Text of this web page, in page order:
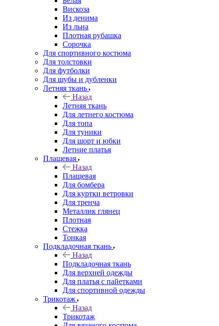
Вискоза
Из денима
Из льна
Плотная рубашка
Сорочка
Для спортивного костюма
Для толстовки
Для футболки
Для шубы и дубленки
Летняя ткань
Назад
Летняя ткань
Для летнего костюма
Для топа
Для туники
Для шорт и юбки
Летние платья
Плащевая
Назад
Плащевая
Для бомбера
Для куртки ветровки
Для тренча
Металлик глянец
Плотная
Стежка
Тонкая
Подкладочная ткань
Назад
Подкладочная ткань
Для верхней одежды
Для платья с пайетками
Для спортивной одежды
Трикотаж
Назад
Трикотаж